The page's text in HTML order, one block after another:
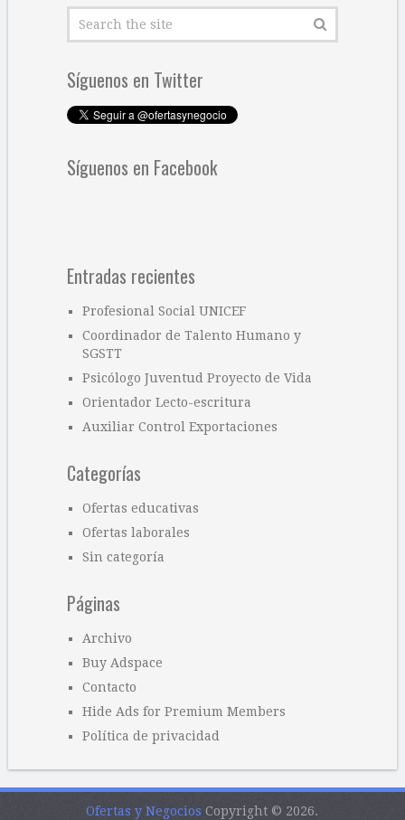
Síguenos en Twitter
Síguenos en Facebook
Entradas recientes
Profesional Social UNICEF
Coordinador de Talento Humano y
SGSTT
Psicólogo Juventud Proyecto de Vida
Orientador Lecto-escritura
Auxiliar Control Exportaciones
Categorías
Ofertas educativas
Ofertas laborales
Sin categoría
Páginas
Archivo
Buy Adspace
Contacto
Hide Ads for Premium Members
Política de privacidad
Ofertas y Negocios Copyright © 2026.